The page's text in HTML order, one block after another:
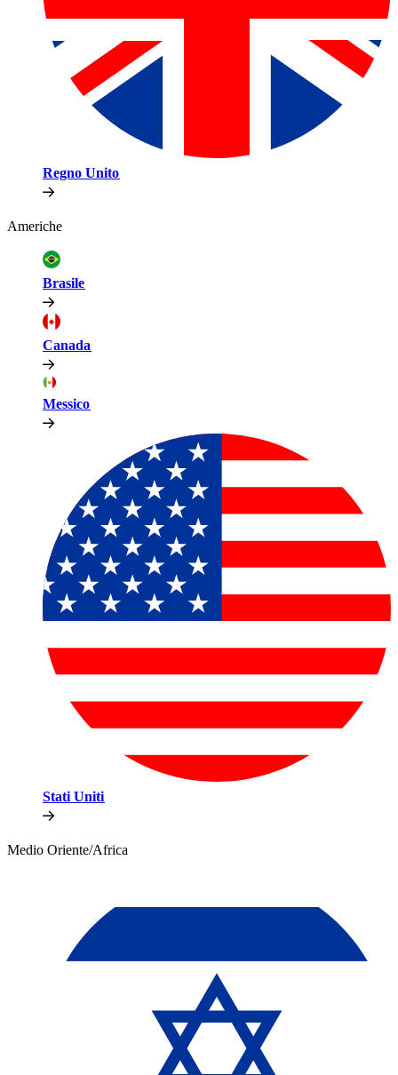
Regno Unito​​
Americhe​​
Brasile​​
Canada​​
Messico​​
Stati Uniti​​
Medio Oriente/Africa​​